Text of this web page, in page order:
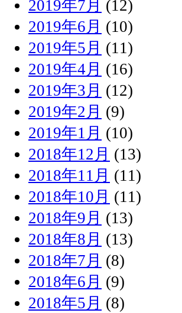
2019年7月 (12)
2019年6月 (10)
2019年5月 (11)
2019年4月 (16)
2019年3月 (12)
2019年2月 (9)
2019年1月 (10)
2018年12月 (13)
2018年11月 (11)
2018年10月 (11)
2018年9月 (13)
2018年8月 (13)
2018年7月 (8)
2018年6月 (9)
2018年5月 (8)